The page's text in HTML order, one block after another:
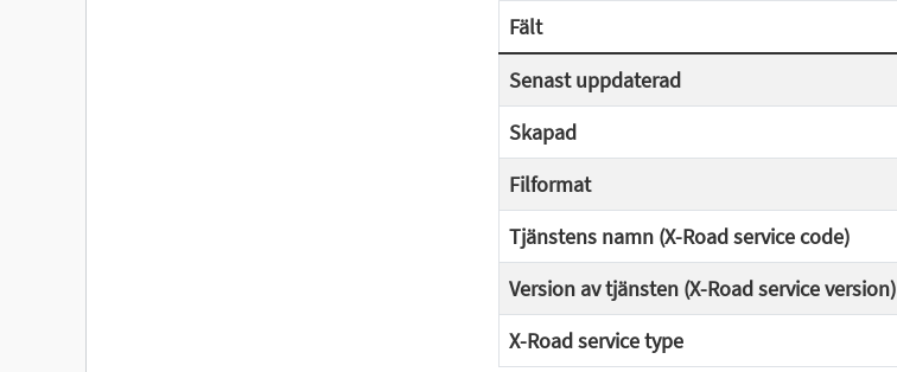
Fält
Senast uppdaterad
Skapad
Filformat
Tjänstens namn (X-Road service code)
Version av tjänsten (X-Road service version)
X-Road service type